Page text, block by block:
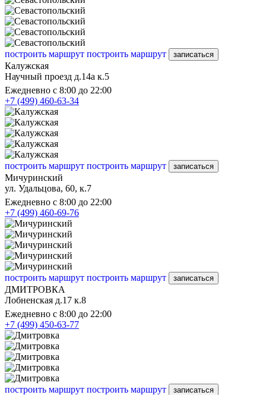
построить маршрут построить маршрут записаться
Калужская
Научный проезд д.14а к.5
Ежедневно с 8:00 до 22:00
+7 (499) 460-63-34
построить маршрут построить маршрут записаться
Мичуринский
ул. Удальцова, 60, к.7
Ежедневно с 8:00 до 22:00
+7 (499) 460-69-76
построить маршрут построить маршрут записаться
ДМИТРОВКА
Лобненская д.17 к.8
Ежедневно с 8:00 до 22:00
+7 (499) 450-63-77
построить маршрут построить маршрут записаться